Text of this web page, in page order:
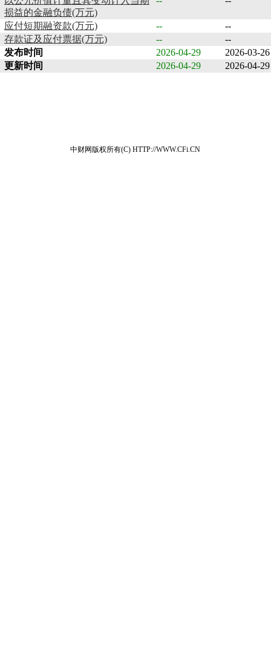
损益的金融负债(万元)
应付短期融资款(万元) --
--
存款证及应付票据(万元)
--
--
发布时间
2026-04-29
2026-03-26
更新时间
2026-04-29 2026-04-29
中财网版权所有(C) HTTP://WWW.CFi.CN